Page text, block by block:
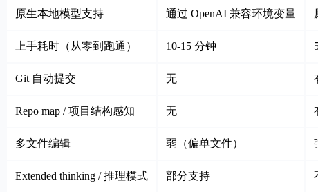
原生本地模型支持 通过 OpenAI 兼容环境变量
上手耗时（从零到跑通） 10-15 分钟
Git 自动提交 无
Repo map / 项目结构感知 无
多文件编辑 弱（偏单文件）
Extended thinking / 推理模式 部分支持